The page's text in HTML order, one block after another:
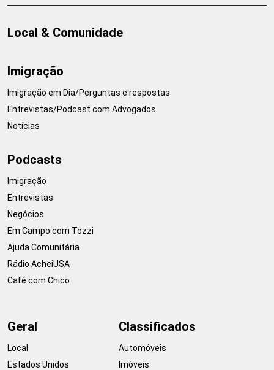
Local & Comunidade
Imigração
Imigração em Dia/Perguntas e respostas
Entrevistas/Podcast com Advogados
Notícias
Podcasts
Imigração
Entrevistas
Negócios
Em Campo com Tozzi
Ajuda Comunitária
Rádio AcheiUSA
Café com Chico
Geral
Local
Estados Unidos
Classificados
Automóveis
Imóveis